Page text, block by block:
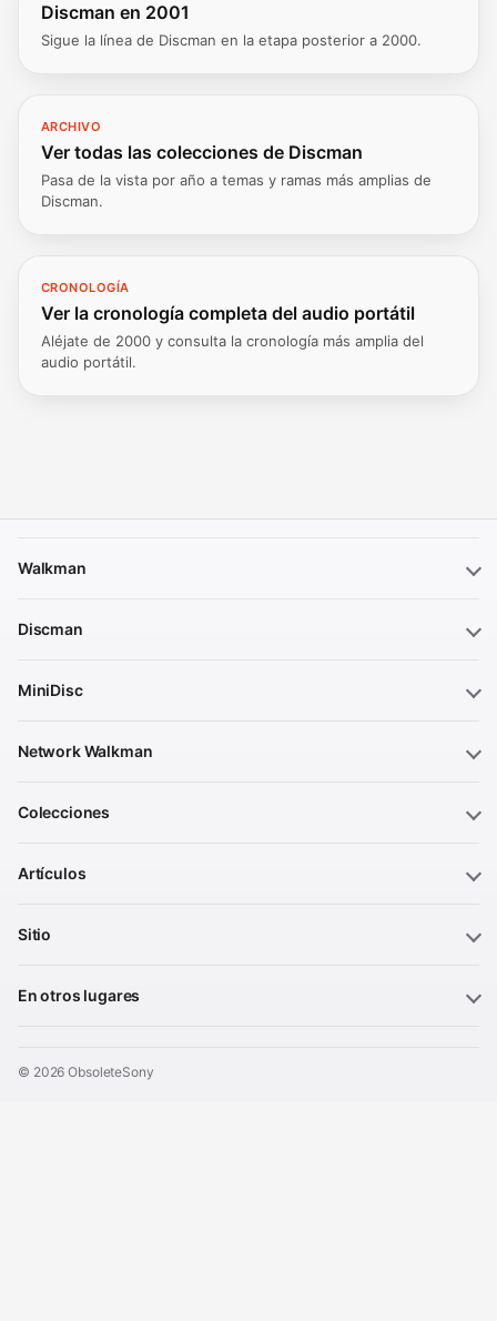
Discman en 2001
Sigue la línea de Discman en la etapa posterior a 2000.
ARCHIVO
Ver todas las colecciones de Discman
Pasa de la vista por año a temas y ramas más amplias de
Discman.
CRONOLOGÍA
Ver la cronología completa del audio portátil
Aléjate de 2000 y consulta la cronología más amplia del
audio portátil.
Walkman
Discman
MiniDisc
Network Walkman
Colecciones
Artículos
Sitio
En otros lugares
© 2026 ObsoleteSony